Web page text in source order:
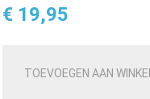
€19,95
TOEVOEGEN AAN